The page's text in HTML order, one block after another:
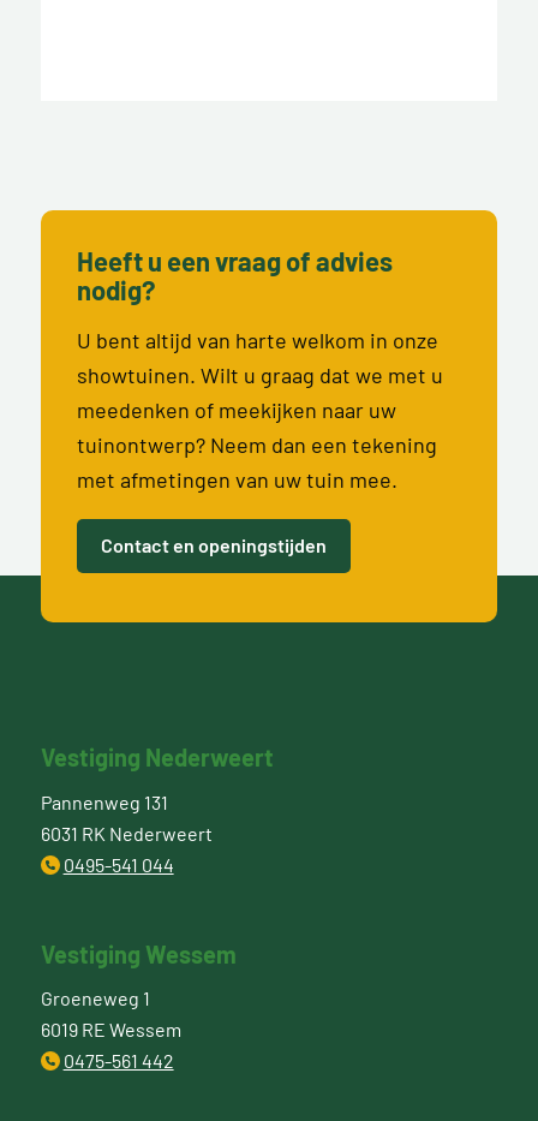
Heeft u een vraag of advies
nodig?
U bent altijd van harte welkom in onze
showtuinen. Wilt u graag dat we met u
meedenken of meekijken naar uw
tuinontwerp? Neem dan een tekening
met afmetingen van uw tuin mee.
Contact en openingstijden
Vestiging Nederweert
Pannenweg 131
6031 RK Nederweert
0495-541 044
Vestiging Wessem
Groeneweg 1
6019 RE Wessem
0475-561 442